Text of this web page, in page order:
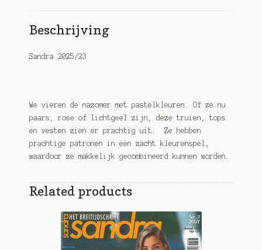
Beschrijving
Sandra 2025/23
We vieren de nazomer met pastelkleuren. Of ze nu
paars, rose of lichtgeel zijn, deze truien, tops
en vesten zien er prachtig uit. Ze hebben
prachtige patronen in een zacht kleurenspel,
waardoor ze makkelijk gecombineerd kunnen worden.
Related products